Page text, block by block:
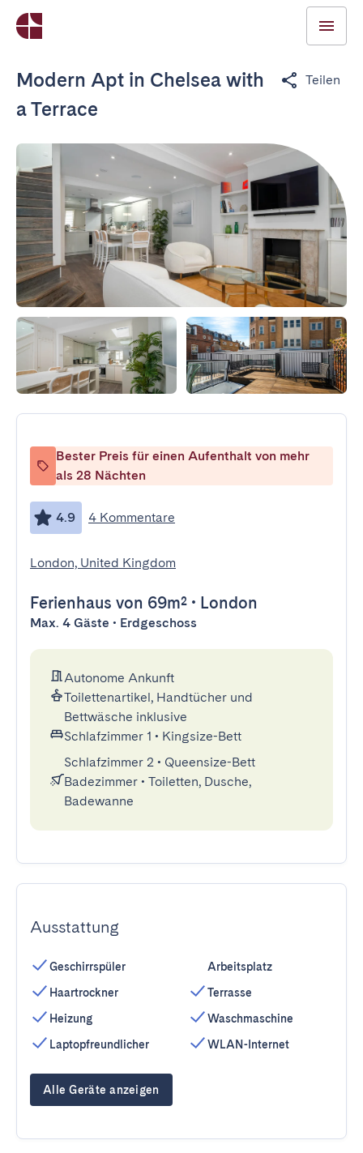
Modern Apt in Chelsea with
a Terrace
Teilen
Bester Preis für einen Aufenthalt von mehr
als 28 Nächten
4.9 4 Kommentare
London, United Kingdom
Ferienhaus von 69m² • London
Max. 4 Gäste • Erdgeschoss
Autonome Ankunft
Toilettenartikel, Handtücher und
Bettwäsche inklusive
Schlafzimmer 1 • Kingsize-Bett
Schlafzimmer 2 • Queensize-Bett
Badezimmer • Toiletten, Dusche,
Badewanne
Ausstattung
Geschirrspüler
Haartrockner
Heizung
Laptopfreundlicher
Arbeitsplatz
Terrasse
Waschmaschine
WLAN-Internet
Alle Geräte anzeigen